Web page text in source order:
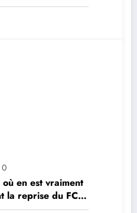
0
en est vraiment
la reprise du FC